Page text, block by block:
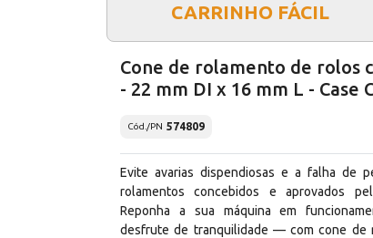
CARRINHO FÁCIL
Cone de rolamento de rolos
- 22 mm DI x 16 mm L - Case
Cód./PN 574809
Evite avarias dispendiosas e a falha de
rolamentos concebidos e aprovados
Reponha a sua máquina em
desfrute de tranquilidade — com cone de